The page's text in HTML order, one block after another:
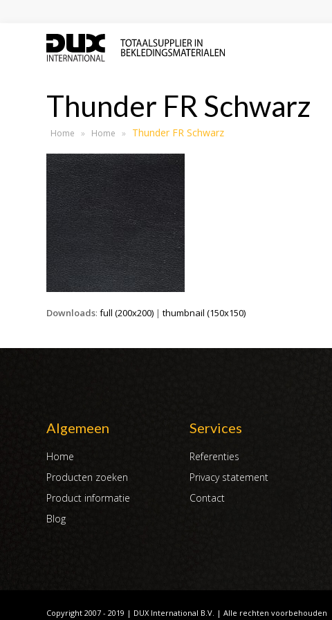
Thunder FR Schwarz
Home » Home » Thunder FR Schwarz
Downloads:full (200x200) |thumbnail (150x150)
Algemeen
Home
Producten zoeken
Product informatie
Blog
Services
Referenties
Privacy statement
Contact
Copyright 2007 - 2019 | DUX International B.V. | Alle rechten voorbehouden